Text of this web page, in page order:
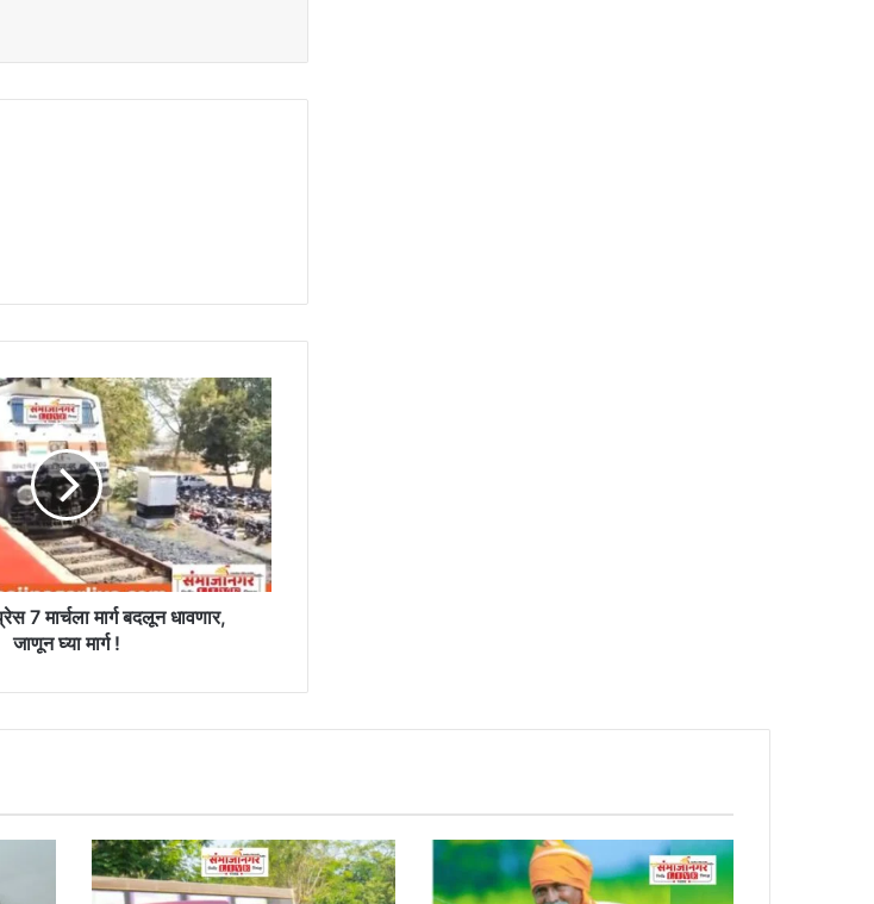
7 मार्चला मार्ग बदलून धावणार,
जाणून घ्या मार्ग !